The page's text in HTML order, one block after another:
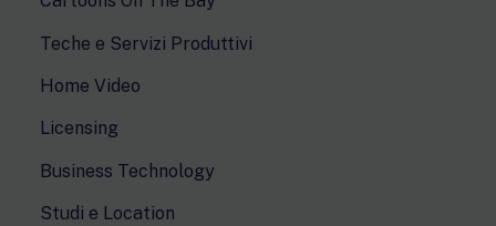
Teche e Servizi Produttivi
Home Video
Licensing
Business Technology
Studi e Location